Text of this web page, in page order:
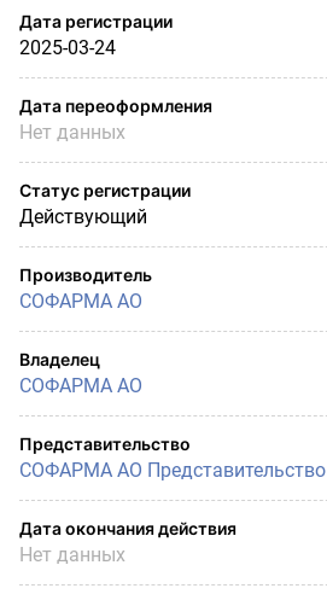
Дата регистрации
2025-03-24
Дата переоформления
Нет данных
Статус регистрации
Действующий
Производитель
СОФАРМА АО
Владелец
СОФАРМА АО
Представительство
СОФАРМА АО Представительство
Дата окончания действия
Нет данных